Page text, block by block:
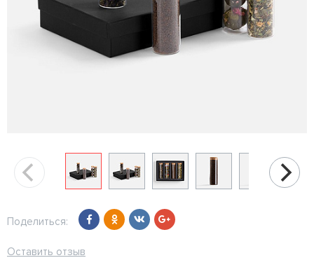
Поделиться:
Оставить отзыв